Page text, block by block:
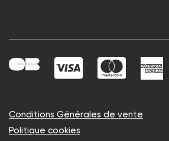
Conditions Générales de vente
Politique cookies